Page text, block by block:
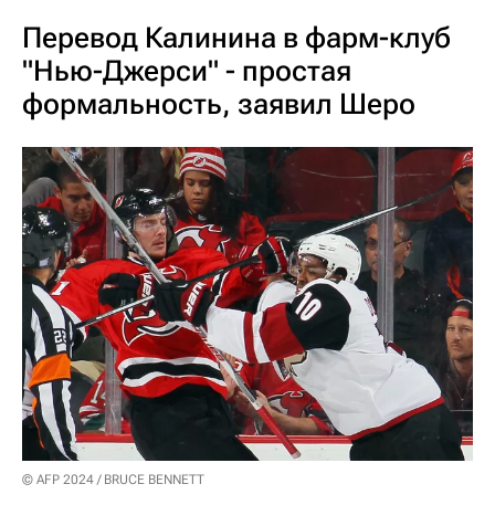
Перевод Калинина в фарм-клуб
"Нью-Джерси" - простая
формальность, заявил Шеро
© AFP 2024 / BRUCE BENNETT